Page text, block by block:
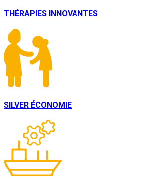
THÉRAPIES INNOVANTES
SILVER ÉCONOMIE